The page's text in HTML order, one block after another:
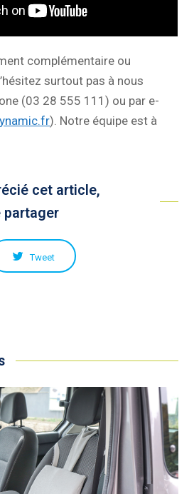
complémentaire ou
surtout pas à nous
(03 28 555 111) ou par e-
). Notre équipe est à
cet article,
partager
Tweet